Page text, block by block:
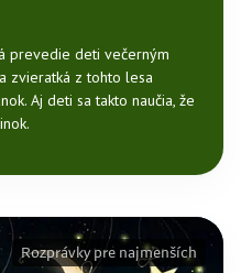
prevedie deti večerným
zvieratká z tohto lesa
Aj deti sa takto naučia, že
Rozprávky pre najmenších